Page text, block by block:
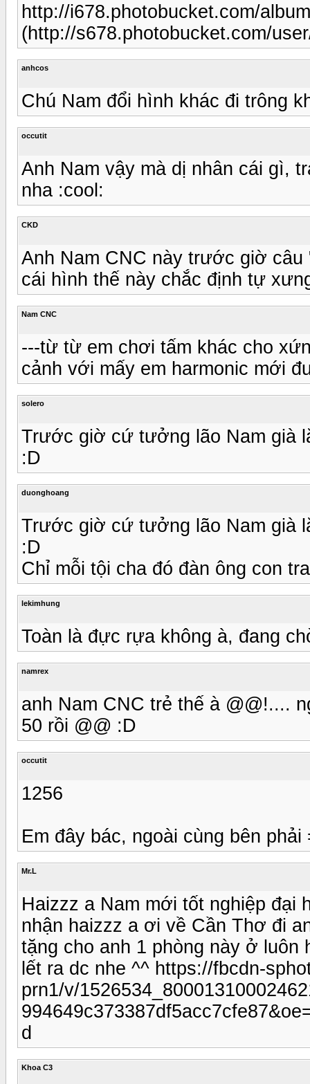
http://i678.photobucket.com/
(http://s678.photobucket.com/
anhcos
Chú Nam đổi hình khác đi trông
occutit
Anh Nam vậy mà dị nhân cái gì,
nha :cool:
CKD
Anh Nam CNC này trước giờ
cái hình thế này chắc định tự
Nam CNC
---từ từ em chơi tấm khác cho
cảnh với mấy em harmonic mới
solero
Trước giờ cứ tưởng lão Nam già
:D
duonghoang
Trước giờ cứ tưởng lão Nam già
:D
Chỉ mỗi tội cha đó đàn ông con
lekimhung
Toàn là đực rựa không à, đang
namrex
anh Nam CNC trẻ thế à @@!....
50 rồi @@ :D
occutit
1256
Em đây bác, ngoài cùng bên phải
Mr.L
Haizzz a Nam mới tốt nghiệp đại
nhận haizzz a ơi về Cần Thơ đi
tặng cho anh 1 phòng này ở luôn
lết ra dc nhe ^^ https://fbcdn-
prn1/v/
d
Khoa C3